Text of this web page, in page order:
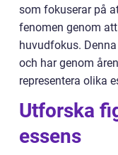
som fokuserar på
fenomen genom
huvudfokus.
och har genom
representera olika
Utforska
essens